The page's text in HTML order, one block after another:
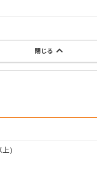
閉じる
上)